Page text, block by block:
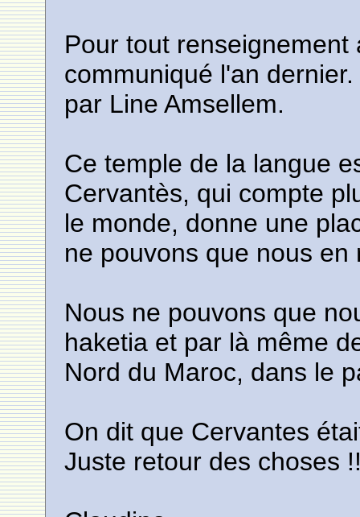
Pour tout
communiqué l'an
par Line Amsellem.
Ce temple de la langue
Cervantès, qui compte
le monde, donne une
ne pouvons que nous en
Nous ne pouvons que
haketia et par là même
Nord du Maroc, dans le
On dit que Cervantes
Juste retour des choses